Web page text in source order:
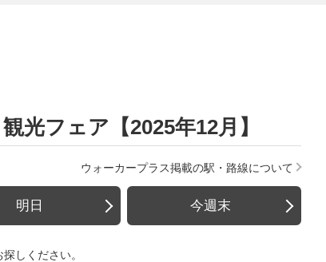
光フェア【2025年12月】
ウォーカープラス掲載の駅・路線について
明日 今週末
しください。